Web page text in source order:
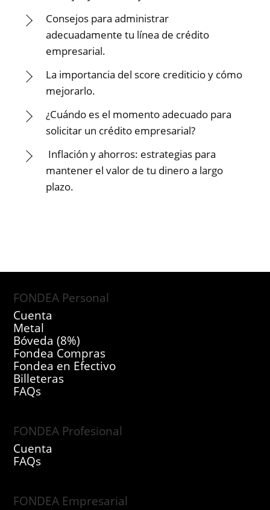
Consejos para administrar
adecuadamente tu línea de crédito
empresarial.
La importancia del score crediticio y cómo
mejorarlo.
¿Cuándo es el momento adecuado para
solicitar un crédito empresarial?
Inflación y ahorros: estrategias para
mantener el valor de tu dinero a largo
plazo.
FONDEA Personal
Cuenta
Metal
Bóveda (8%)
Fondea Compras
Fondea en Efectivo
Billeteras
FAQs
FONDEA Profesional
Cuenta
FAQs
FONDEA Empresarial